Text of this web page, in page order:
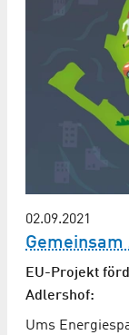
02.09.2021
EU-Projekt
Adlershof:
Ums